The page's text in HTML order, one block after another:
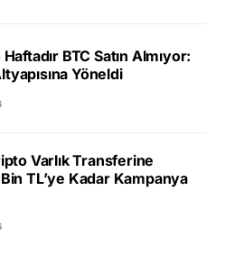
BTC Satın Almıyor:
Yöneldi
Varlık Transferine
TL’ye Kadar Kampanya